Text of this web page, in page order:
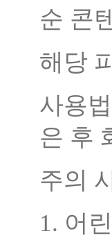
순 콘
해당
사용
은 후
주의
1. 어